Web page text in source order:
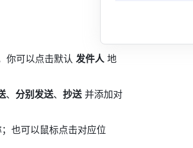
你可以点击默认 发件人 地
、 分别发送、 抄送 并添加对
也可以鼠标点击对应位